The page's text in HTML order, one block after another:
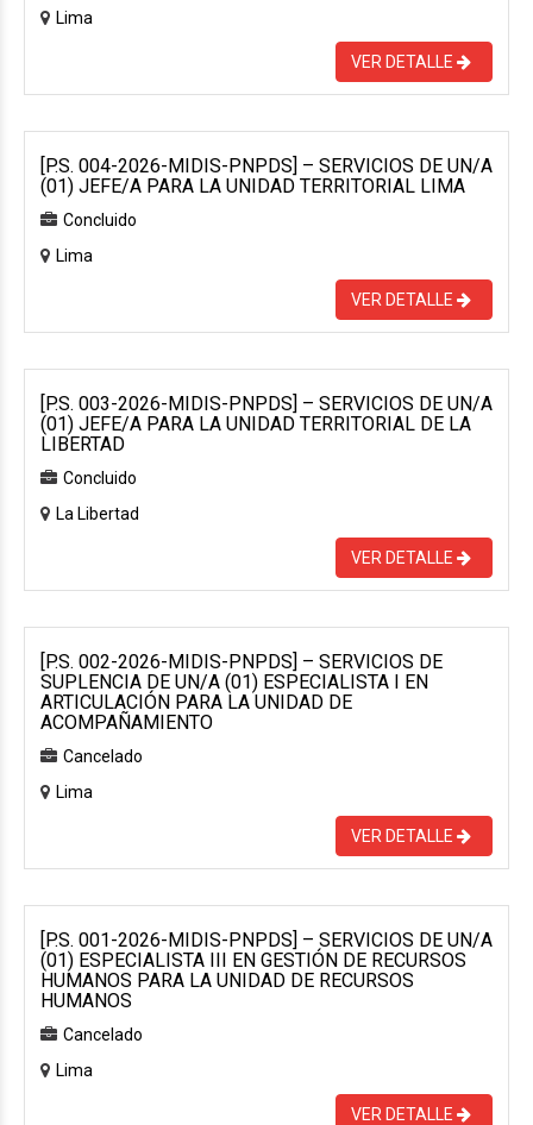
Lima
VER DETALLE
[P.S. 004-2026-MIDIS-PNPDS] – SERVICIOS DE UN/A
(01) JEFE/A PARA LA UNIDAD TERRITORIAL LIMA
Concluido
Lima
VER DETALLE
[P.S. 003-2026-MIDIS-PNPDS] – SERVICIOS DE UN/A
(01) JEFE/A PARA LA UNIDAD TERRITORIAL DE LA
LIBERTAD
Concluido
La Libertad
VER DETALLE
[P.S. 002-2026-MIDIS-PNPDS] – SERVICIOS DE
SUPLENCIA DE UN/A (01) ESPECIALISTA I EN
ARTICULACIÓN PARA LA UNIDAD DE
ACOMPAÑAMIENTO
Cancelado
Lima
VER DETALLE
[P.S. 001-2026-MIDIS-PNPDS] – SERVICIOS DE UN/A
(01) ESPECIALISTA III EN GESTIÓN DE RECURSOS
HUMANOS PARA LA UNIDAD DE RECURSOS
HUMANOS
Cancelado
Lima
VER DETALLE